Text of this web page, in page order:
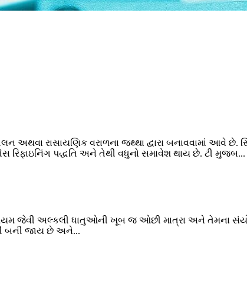
અથવા રાસાયણિક વરાળના જથ્થા દ્વારા બનાવવામાં આવે છે.
રિફાઇનિંગ પદ્ધતિ અને તેથી વધુનો સમાવેશ થાય છે. ટી મુજબ...
જેવી અલ્કલી ધાતુઓની ખૂબ જ ઓછી માત્રા અને તેમના
બની જાય છે અને...